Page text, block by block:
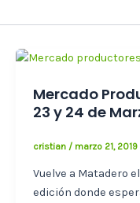
Mercado
23 y 24 de
cristian / marzo 21, 2019
Vuelve a Matadero
edición donde